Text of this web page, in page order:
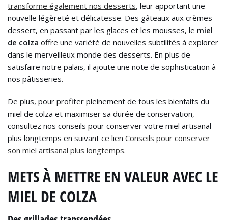
transforme également nos desserts, leur apportant une
nouvelle légèreté et délicatesse. Des gâteaux aux crèmes
dessert, en passant par les glaces et les mousses, le miel
de colza offre une variété de nouvelles subtilités à explorer
dans le merveilleux monde des desserts. En plus de
satisfaire notre palais, il ajoute une note de sophistication à
nos pâtisseries.
De plus, pour profiter pleinement de tous les bienfaits du
miel de colza et maximiser sa durée de conservation,
consultez nos conseils pour conserver votre miel artisanal
plus longtemps en suivant ce lien Conseils pour conserver
son miel artisanal plus longtemps.
METS À METTRE EN VALEUR AVEC LE
MIEL DE COLZA